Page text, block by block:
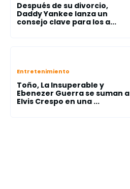
Después de su divorcio,
Daddy Yankee lanza un
consejo clave para los a...
Entretenimiento
Toño, La Insuperable y
Ebenezer Guerra se suman a
Elvis Crespo en una ...